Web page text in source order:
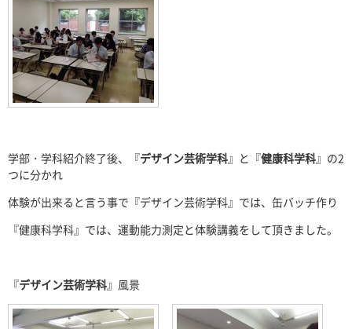
学部・学科紹介終了後、『デザイン芸術学科』と『健康科学科』の2
つに分かれ
体験が出来ると言う事で『デザイン芸術学科』では、缶バッチ作り
『健康科学科』では、運動能力測定と体験講義をして頂きました。
『デザイン芸術学科』風景